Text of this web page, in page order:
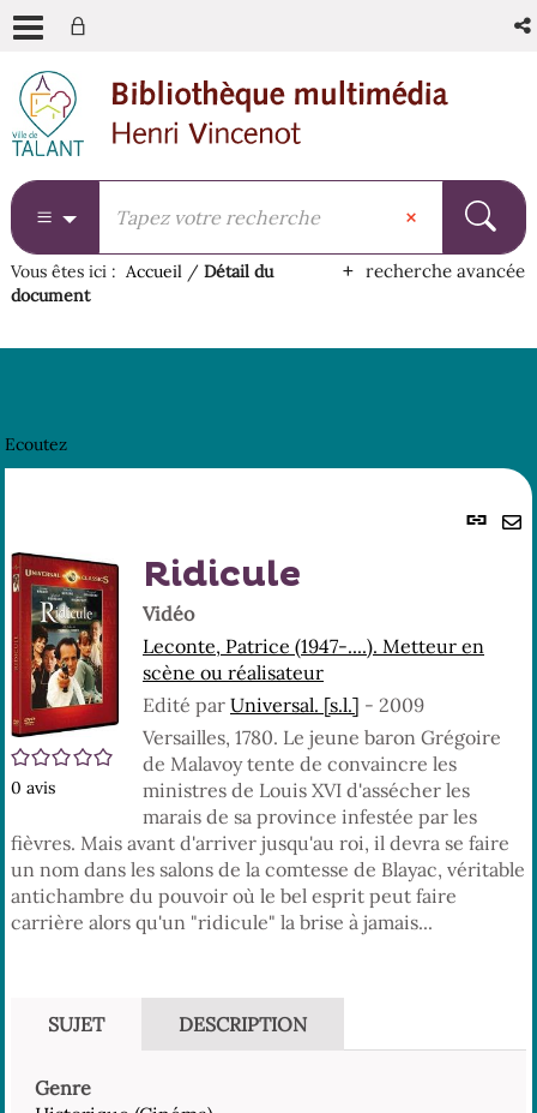
menu
contenu
recherche
recherche avancée
Vous êtes ici : Accueil / Détail du
document
Ecoutez
/5
0 avis
Ridicule
Vidéo
Leconte, Patrice (1947-....). Metteur en
scène ou réalisateur
Edité par Universal. [s.l.] - 2009
Versailles, 1780. Le jeune baron Grégoire
de Malavoy tente de convaincre les
ministres de Louis XVI d'assécher les
marais de sa province infestée par les
fièvres. Mais avant d'arriver jusqu'au roi, il devra se faire
un nom dans les salons de la comtesse de Blayac, véritable
antichambre du pouvoir où le bel esprit peut faire
carrière alors qu'un "ridicule" la brise à jamais...
SUJET DESCRIPTION
Genre